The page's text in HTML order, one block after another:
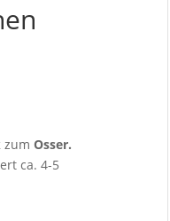
zumOsser.
ca. 4-5